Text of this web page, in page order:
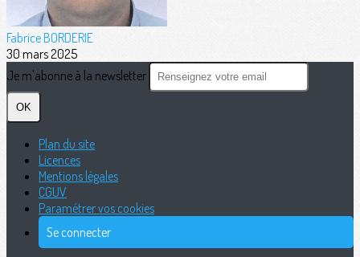
Fabrice BORDERIE
30 mars 2025
Je m'abonne à la newsletter
OK
Plan du site
Licences
Mentions légales
CGUV
Paramétrer vos cookies
Se connecter